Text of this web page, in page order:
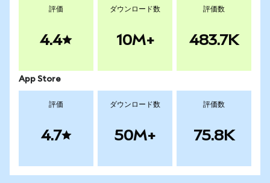
評価
4.4
ダウンロード数
10M+
評価数
483.7K
App Store
評価
4.7
ダウンロード数
50M+
評価数
75.8K